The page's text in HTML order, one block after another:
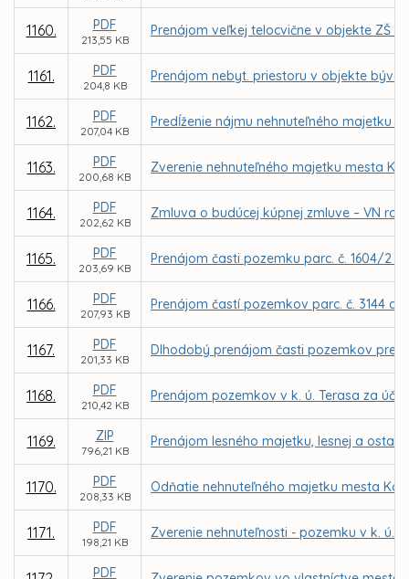
1160. PDF
213,55 KB
Prenájom veľkej telocvične v objekte ZŠ
1161. PDF
204,8 KB
Prenájom nebyt. priestoru v objekte
1162. PDF
207,04 KB
Predĺženie nájmu nehnuteľného majetku
1163. PDF
200,68 KB
Zverenie nehnuteľného majetku mesta
1164. PDF
202,62 KB
Zmluva o budúcej kúpnej zmluve – VN
1165. PDF
203,69 KB
Prenájom časti pozemku parc. č. 1604/2
1166. PDF
207,93 KB
Prenájom častí pozemkov parc. č. 3144 a
1167. PDF
201,33 KB
Dlhodobý prenájom časti pozemkov pre
1168. PDF
210,42 KB
Prenájom pozemkov v k. ú. Terasa za
1169. ZIP
796,21 KB
Prenájom lesného majetku, lesnej a
1170. PDF
208,33 KB
Odňatie nehnuteľného majetku mesta
1171. PDF
198,21 KB
Zverenie nehnuteľnosti - pozemku v k. ú.
PDF